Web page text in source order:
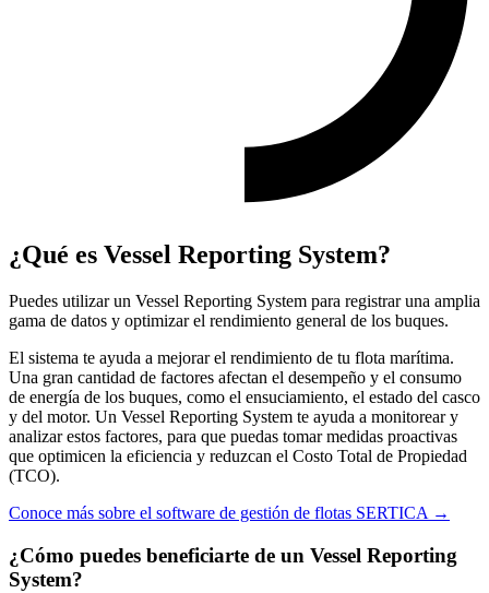
¿Qué es Vessel Reporting System?
Puedes utilizar un Vessel Reporting System para registrar una amplia
gama de datos y optimizar el rendimiento general de los buques.
El sistema te ayuda a mejorar el rendimiento de tu flota marítima.
Una gran cantidad de factores afectan el desempeño y el consumo
de energía de los buques, como el ensuciamiento, el estado del casco
y del motor. Un Vessel Reporting System te ayuda a monitorear y
analizar estos factores, para que puedas tomar medidas proactivas
que optimicen la eficiencia y reduzcan el Costo Total de Propiedad
(TCO).
Conoce más sobre el software de gestión de flotas SERTICA →
¿Cómo puedes beneficiarte de un Vessel Reporting
System?